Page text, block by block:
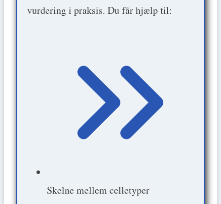
vurdering i praksis. Du får hjælp til:
Skelne mellem celletyper